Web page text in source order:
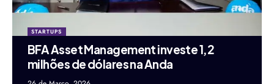
STARTUPS
BFA Asset Management investe 1,2
milhões de dólares na Anda